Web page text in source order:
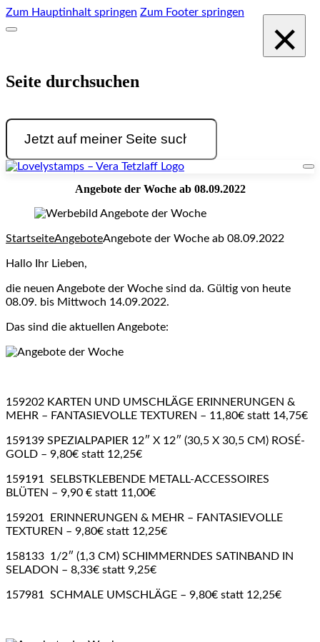
Zum Hauptinhalt springen Zum Footer springen
Seite durchsuchen
Suchen
×
Angebote der Woche ab 08.09.2022
StartseiteAngeboteAngebote der Woche ab 08.09.2022
Hallo Ihr Lieben,
die neuen Angebote der Woche sind da. Gültig von heute
08.09. bis Mittwoch 14.09.2022.
Das sind die aktuellen Angebote:
159202 KARTEN UND UMSCHLÄGE ERINNERUNGEN &
MEHR – FANTASIEVOLLE TEXTUREN – 11,80€ statt 14,75€
159139 SPEZIALPAPIER 12″ X 12″ (30,5 X 30,5 CM) ROSÉ-
GOLD – 9,80€ statt 12,25€
159191 SELBSTKLEBENDE METALL-ACCESSOIRES
BLÜTEN – 9,90 € statt 11,00€
159201 ERINNERUNGEN & MEHR – FANTASIEVOLLE
TEXTUREN – 9,80€ statt 12,25€
158133 1/2″ (1,3 CM) SCHIMMERNDES SATINBAND IN
SELADON – 8,33€ statt 9,25€
157981 SCHMALE UMSCHLÄGE – 9,80€ statt 12,25€